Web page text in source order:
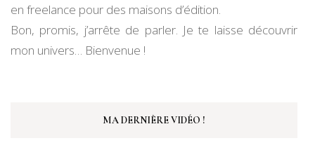
en freelance pour des maisons d’édition.
Bon, promis, j’arrête de parler. Je te laisse découvrir
mon univers… Bienvenue !
MA DERNIÈRE VIDÉO !